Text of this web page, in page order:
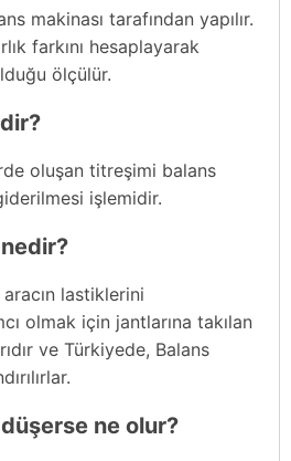
makinası tarafından yapılır.
farkını hesaplayarak
ölçülür.
oluşan titreşimi balans
işlemidir.
aracın lastiklerini
olmak için jantlarına takılan
ve Türkiyede, Balans
ne olur?